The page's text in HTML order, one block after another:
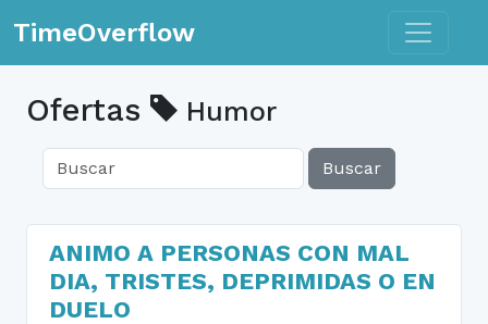
TimeOverflow Toggle
Ofertas Humor
Buscar
ANIMO A PERSONAS CON MAL
DIA, TRISTES, DEPRIMIDAS O EN
DUELO